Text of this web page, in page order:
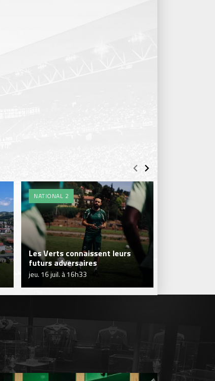
NATIONAL 2
Les Verts connaissent leurs
futurs adversaires
jeu. 16 juil. à 16h33